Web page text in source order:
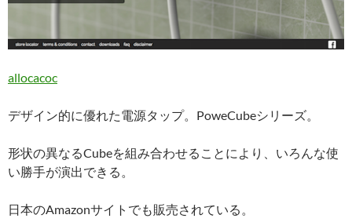
allocacoc
デザイン的に優れた電源タップ。PoweCubeシリーズ。
形状の異なるCubeを組み合わせることにより、いろんな使
い勝手が演出できる。
日本のAmazonサイトでも販売されている。